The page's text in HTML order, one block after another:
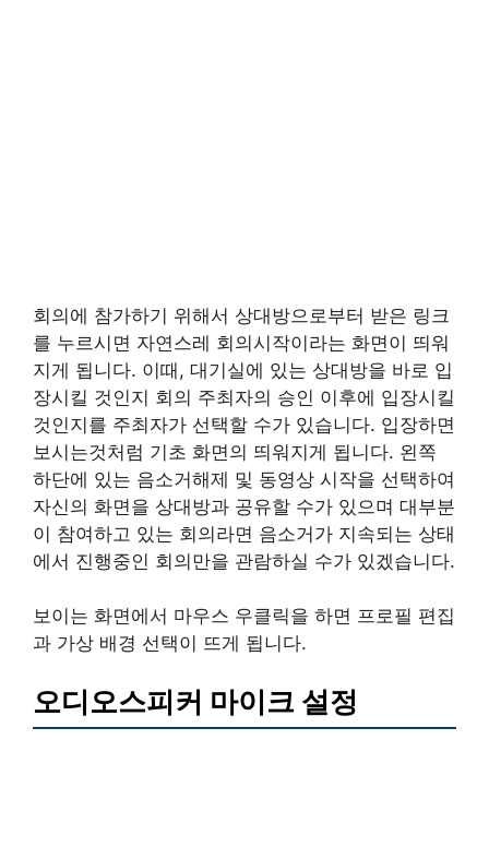
회의에 참가하기 위해서 상대방으로부터 받은 링크
를 누르시면 자연스레 회의시작이라는 화면이 띄워
지게 됩니다. 이때, 대기실에 있는 상대방을 바로 입
장시킬 것인지 회의 주최자의 승인 이후에 입장시킬
것인지를 주최자가 선택할 수가 있습니다. 입장하면
보시는것처럼 기초 화면의 띄워지게 됩니다. 왼쪽
하단에 있는 음소거해제 및 동영상 시작을 선택하여
자신의 화면을 상대방과 공유할 수가 있으며 대부분
이 참여하고 있는 회의라면 음소거가 지속되는 상태
에서 진행중인 회의만을 관람하실 수가 있겠습니다.
보이는 화면에서 마우스 우클릭을 하면 프로필 편집
과 가상 배경 선택이 뜨게 됩니다.
오디오스피커 마이크 설정